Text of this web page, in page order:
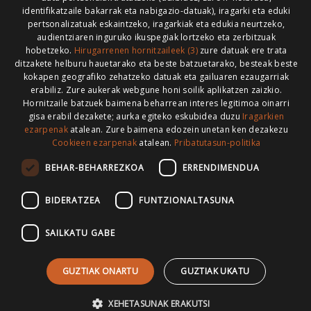
HONI BURUZ LEGE OHARRA PUBLIZITATEA
ARAUAK HARREMANETARAKO RSS
>
identifikatzaile bakarrak eta nabigazio-datuak), iragarki eta eduki
pertsonalizatuak eskaintzeko, iragarkiak eta edukia neurtzeko,
audientziaren inguruko ikuspegiak lortzeko eta zerbitzuak
hobetzeko. Hirugarrenen hornitzaileek (3)zure datuak ere trata
ditzakete helburu hauetarako eta beste batzuetarako, besteak beste
kokapen geografiko zehatzeko datuak eta gailuaren ezaugarriak
erabiliz. Zure aukerak webgune honi soilik aplikatzen zaizkio.
Hornitzaile batzuek baimena beharrean interes legitimoa oinarri
gisa erabil dezakete; aurka egiteko eskubidea duzu Iragarkien
ezarpenakatalean. Zure baimena edozein unetan ken dezakezu
Cookieen ezarpenak atalean. Pribatutasun-politika
BEHAR-BEHARREZKOA ERRENDIMENDUA
BIDERATZEA FUNTZIONALTASUNA
SAILKATU GABE
GUZTIAK ONARTU GUZTIAK UKATU
XEHETASUNAK ERAKUTSI